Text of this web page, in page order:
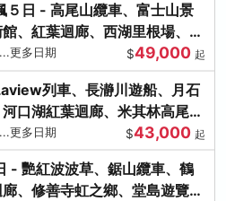
５日 - 高尾山纜車、富士山景
、紅葉迴廊、西湖里根場、銀
更多日期 $49,000 起
列車、長瀞川遊船、月石
口湖紅葉迴廊、米其林高尾
更多日期 $43,000 起
- 艷紅波波草、鋸山纜車、鶴
、修善寺虹之鄉、堂島遊覽